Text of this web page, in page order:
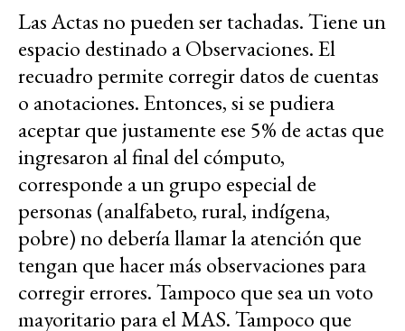
Las Actas no pueden ser tachadas. Tiene un
espacio destinado a Observaciones. El
recuadro permite corregir datos de cuentas
o anotaciones. Entonces, si se pudiera
aceptar que justamente ese 5% de actas que
ingresaron al final del cómputo,
corresponde a un grupo especial de
personas (analfabeto, rural, indígena,
pobre) no debería llamar la atención que
tengan que hacer más observaciones para
corregir errores. Tampoco que sea un voto
mayoritario para el MAS. Tampoco que